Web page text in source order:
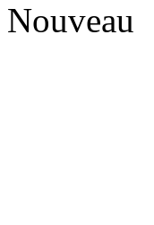
Nouveau